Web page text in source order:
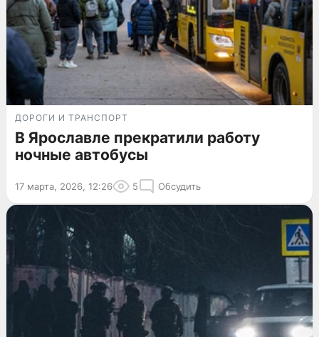
ДОРОГИ И ТРАНСПОРТ
В Ярославле прекратили работу
ночные автобусы
17 марта, 2026, 12:26 5 Обсудить